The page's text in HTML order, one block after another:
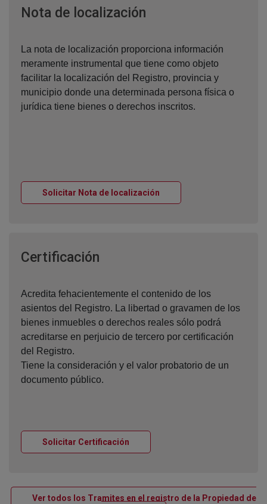
Nota de localización
La nota de localización proporciona información
meramente instrumental que tiene como objeto
facilitar la localización del Registro, provincia y
municipio donde una determinada persona física o
jurídica tiene bienes o derechos inscritos.
Solicitar Nota de localización
Certificación
Acredita fehacientemente el contenido de los
asientos del Registro. La libertad o gravamen de los
bienes inmuebles o derechos reales sólo podrá
acreditarse en perjuicio de tercero por certificación
del Registro.
Tiene la consideración y el valor probatorio de un
documento público.
Solicitar Certificación
Ver todos los Tramites en el registro de la Propiedad de